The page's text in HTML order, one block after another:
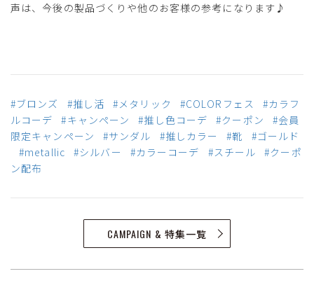
声は、今後の製品づくりや他のお客様の参考になります♪
#ブロンズ #推し活 #メタリック #COLORフェス
#カラフ
ルコーデ
#キャンペーン #推し色コーデ #クーポン
#会員
限定キャンペーン
#サンダル #推しカラー #靴
#ゴールド
#metallic
#シルバー #カラーコーデ #スチール
#クーポ
ン配布
CAMPAIGN & 特集一覧